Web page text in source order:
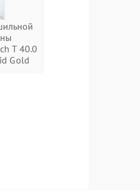
T 40.0
Gold